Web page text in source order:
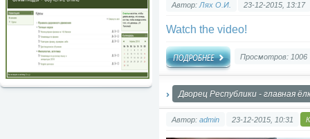
Автор: Лях О.И. 23-12-2015, 13:17
Watch the video!
Просмотров: 1006
Дворец Республики - главная
Автор: admin 23-12-2015, 10:31